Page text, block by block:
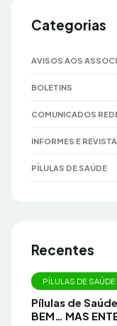
Categorias
AVISOS AOS
BOLETINS
COMUNICADOS
INFORMES E
PÍLULAS DE SAÚDE
Recentes
PÍLULAS DE SAÚDE
Pílulas de
BEM… MAS